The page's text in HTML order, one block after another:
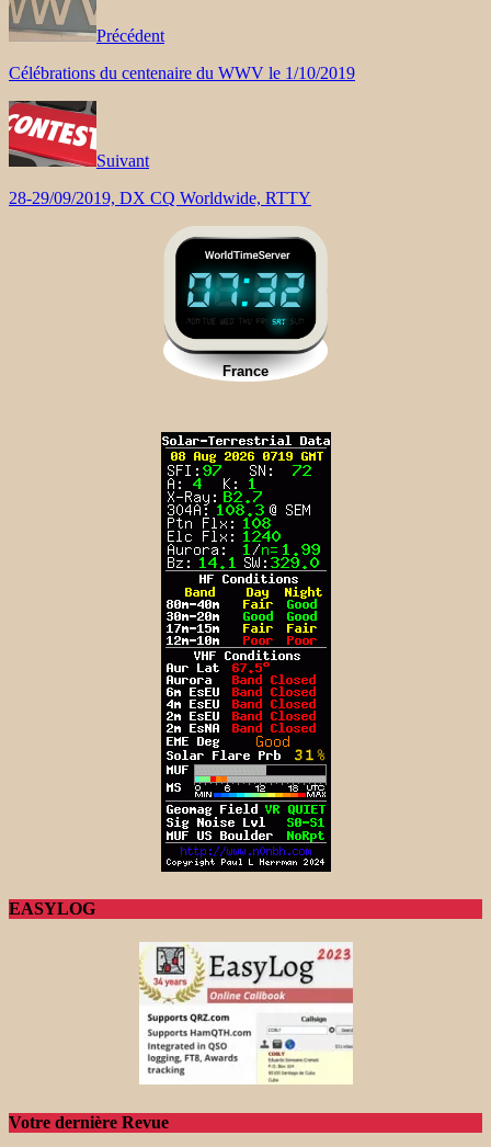
Précédent
Célébrations du centenaire du WWV le 1/10/2019
Suivant
28-29/09/2019, DX CQ Worldwide, RTTY
EASYLOG
Votre dernière Revue